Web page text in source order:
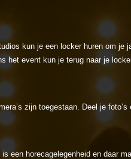
kun je een locker huren om
het event kun je terug naar je
zijn toegestaan. Deel je
een horecagelegenheid en daar